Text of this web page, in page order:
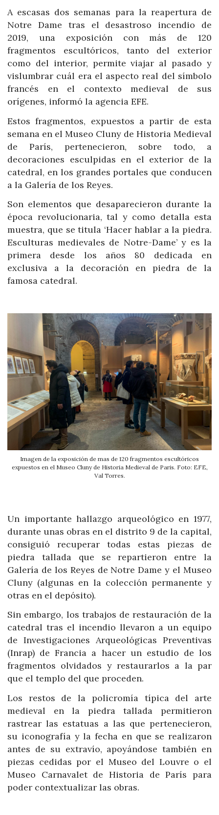
A escasas dos semanas para la reapertura de
Notre Dame tras el desastroso incendio de
2019, una exposición con más de 120
fragmentos escultóricos, tanto del exterior
como del interior, permite viajar al pasado y
vislumbrar cuál era el aspecto real del símbolo
francés en el contexto medieval de sus
orígenes, informó la agencia EFE.
Estos fragmentos, expuestos a partir de esta
semana en el Museo Cluny de Historia Medieval
de París, pertenecieron, sobre todo, a
decoraciones esculpidas en el exterior de la
catedral, en los grandes portales que conducen
a la Galería de los Reyes.
Son elementos que desaparecieron durante la
época revolucionaria, tal y como detalla esta
muestra, que se titula ‘Hacer hablar a la piedra.
Esculturas medievales de Notre-Dame’ y es la
primera desde los años 80 dedicada en
exclusiva a la decoración en piedra de la
famosa catedral.
Imagen de la exposición de mas de 120 fragmentos escultóricos
expuestos en el Museo Cluny de Historia Medieval de Paris. Foto: EFE,
Val Torres.
Un importante hallazgo arqueológico en 1977,
durante unas obras en el distrito 9 de la capital,
consiguió recuperar todas estas piezas de
piedra tallada que se repartieron entre la
Galería de los Reyes de Notre Dame y el Museo
Cluny (algunas en la colección permanente y
otras en el depósito).
Sin embargo, los trabajos de restauración de la
catedral tras el incendio llevaron a un equipo
de Investigaciones Arqueológicas Preventivas
(Inrap) de Francia a hacer un estudio de los
fragmentos olvidados y restaurarlos a la par
que el templo del que proceden.
Los restos de la policromía típica del arte
medieval en la piedra tallada permitieron
rastrear las estatuas a las que pertenecieron,
su iconografía y la fecha en que se realizaron
antes de su extravío, apoyándose también en
piezas cedidas por el Museo del Louvre o el
Museo Carnavalet de Historia de París para
poder contextualizar las obras.